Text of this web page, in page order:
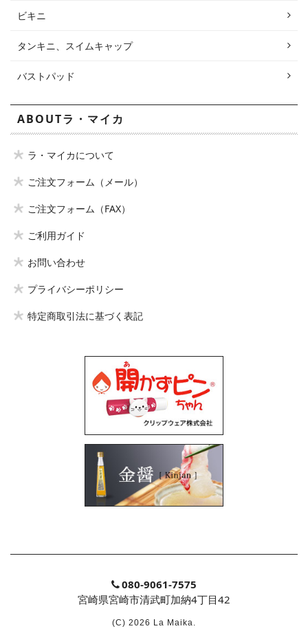
ビキニ
タンキニ、スイムキャップ
バストパッド
ABOUTラ・マイカ
ラ・マイカについて
ご注文フォーム（メール）
ご注文フォーム（FAX）
ご利用ガイド
お問い合わせ
プライバシーポリシー
特定商取引法に基づく表記
080-9061-7575
宮崎県宮崎市清武町加納4丁目42
(C) 2026 La Maika.